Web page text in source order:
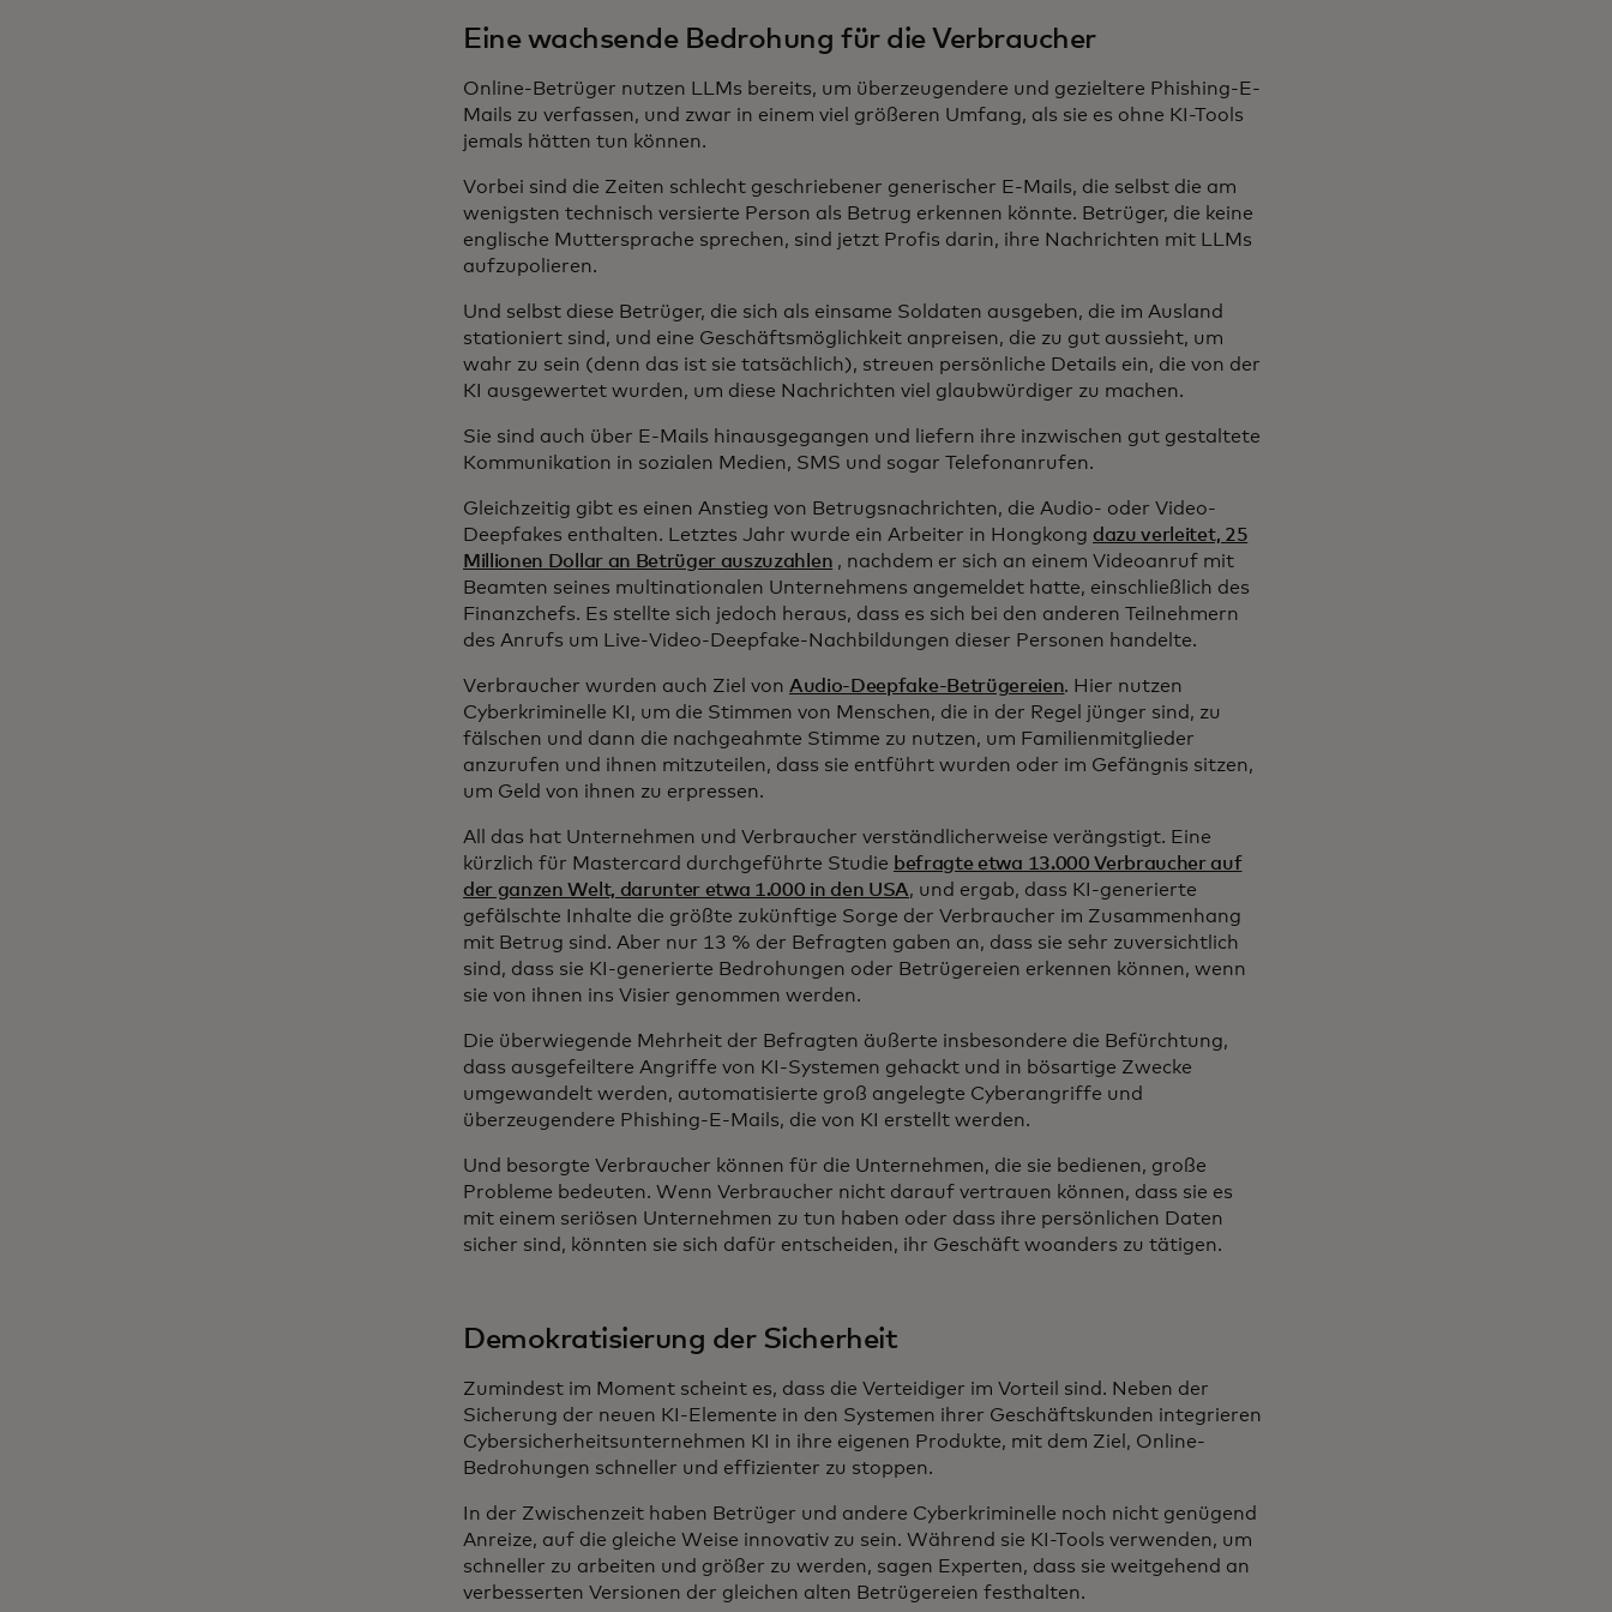
Eine wachsende Bedrohung für die Verbraucher
Online-Betrüger nutzen LLMs bereits, um überzeugendere und gezieltere Phishing-E-
Mails zu verfassen, und zwar in einem viel größeren Umfang, als sie es ohne KI-Tools
jemals hätten tun können.
Vorbei sind die Zeiten schlecht geschriebener generischer E-Mails, die selbst die am
wenigsten technisch versierte Person als Betrug erkennen könnte. Betrüger, die keine
englische Muttersprache sprechen, sind jetzt Profis darin, ihre Nachrichten mit LLMs
aufzupolieren.
Und selbst diese Betrüger, die sich als einsame Soldaten ausgeben, die im Ausland
stationiert sind, und eine Geschäftsmöglichkeit anpreisen, die zu gut aussieht, um
wahr zu sein (denn das ist sie tatsächlich), streuen persönliche Details ein, die von der
KI ausgewertet wurden, um diese Nachrichten viel glaubwürdiger zu machen.
Sie sind auch über E-Mails hinausgegangen und liefern ihre inzwischen gut gestaltete
Kommunikation in sozialen Medien, SMS und sogar Telefonanrufen.
Gleichzeitig gibt es einen Anstieg von Betrugsnachrichten, die Audio- oder Video-
Deepfakes enthalten. Letztes Jahr wurde ein Arbeiter in Hongkong dazu verleitet, 25
Millionen Dollar an Betrüger auszuzahlen , nachdem er sich an einem Videoanruf mit
Beamten seines multinationalen Unternehmens angemeldet hatte, einschließlich des
Finanzchefs. Es stellte sich jedoch heraus, dass es sich bei den anderen Teilnehmern
des Anrufs um Live-Video-Deepfake-Nachbildungen dieser Personen handelte.
Verbraucher wurden auch Ziel von Audio-Deepfake-Betrügereien. Hier nutzen
Cyberkriminelle KI, um die Stimmen von Menschen, die in der Regel jünger sind, zu
fälschen und dann die nachgeahmte Stimme zu nutzen, um Familienmitglieder
anzurufen und ihnen mitzuteilen, dass sie entführt wurden oder im Gefängnis sitzen,
um Geld von ihnen zu erpressen.
All das hat Unternehmen und Verbraucher verständlicherweise verängstigt. Eine
kürzlich für Mastercard durchgeführte Studie befragte etwa 13.000 Verbraucher auf
der ganzen Welt, darunter etwa 1.000 in den USA, und ergab, dass KI-generierte
gefälschte Inhalte die größte zukünftige Sorge der Verbraucher im Zusammenhang
mit Betrug sind. Aber nur 13 % der Befragten gaben an, dass sie sehr zuversichtlich
sind, dass sie KI-generierte Bedrohungen oder Betrügereien erkennen können, wenn
sie von ihnen ins Visier genommen werden.
Die überwiegende Mehrheit der Befragten äußerte insbesondere die Befürchtung,
dass ausgefeiltere Angriffe von KI-Systemen gehackt und in bösartige Zwecke
umgewandelt werden, automatisierte groß angelegte Cyberangriffe und
überzeugendere Phishing-E-Mails, die von KI erstellt werden.
Und besorgte Verbraucher können für die Unternehmen, die sie bedienen, große
Probleme bedeuten. Wenn Verbraucher nicht darauf vertrauen können, dass sie es
mit einem seriösen Unternehmen zu tun haben oder dass ihre persönlichen Daten
sicher sind, könnten sie sich dafür entscheiden, ihr Geschäft woanders zu tätigen.
Demokratisierung der Sicherheit
Zumindest im Moment scheint es, dass die Verteidiger im Vorteil sind. Neben der
Sicherung der neuen KI-Elemente in den Systemen ihrer Geschäftskunden integrieren
Cybersicherheitsunternehmen KI in ihre eigenen Produkte, mit dem Ziel, Online-
Bedrohungen schneller und effizienter zu stoppen.
In der Zwischenzeit haben Betrüger und andere Cyberkriminelle noch nicht genügend
Anreize, auf die gleiche Weise innovativ zu sein. Während sie KI-Tools verwenden, um
schneller zu arbeiten und größer zu werden, sagen Experten, dass sie weitgehend an
verbesserten Versionen der gleichen alten Betrügereien festhalten.